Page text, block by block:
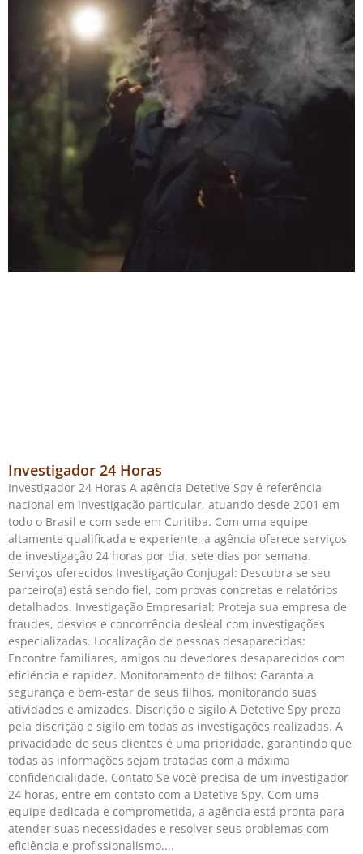
Investigador 24 Horas
Investigador 24 Horas A agência Detetive Spy é referência
nacional em investigação particular, atuando desde 2001 em
todo o Brasil e com sede em Curitiba. Com uma equipe
altamente qualificada e experiente, a agência oferece serviços
de investigação 24 horas por dia, sete dias por semana.
Serviços oferecidos Investigação Conjugal: Descubra se seu
parceiro(a) está sendo fiel, com provas concretas e relatórios
detalhados. Investigação Empresarial: Proteja sua empresa de
fraudes, desvios e concorrência desleal com investigações
especializadas. Localização de pessoas desaparecidas:
Encontre familiares, amigos ou devedores desaparecidos com
eficiência e rapidez. Monitoramento de filhos: Garanta a
segurança e bem-estar de seus filhos, monitorando suas
atividades e amizades. Discrição e sigilo A Detetive Spy preza
pela discrição e sigilo em todas as investigações realizadas. A
privacidade de seus clientes é uma prioridade, garantindo que
todas as informações sejam tratadas com a máxima
confidencialidade. Contato Se você precisa de um investigador
24 horas, entre em contato com a Detetive Spy. Com uma
equipe dedicada e comprometida, a agência está pronta para
atender suas necessidades e resolver seus problemas com
eficiência e profissionalismo.